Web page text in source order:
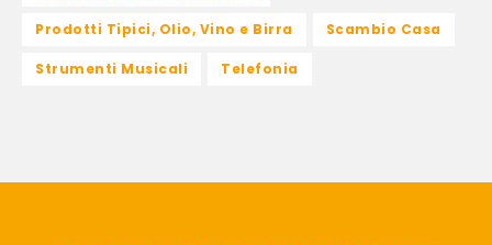
Prodotti Tipici, Olio, Vino e Birra Scambio Casa
Strumenti Musicali Telefonia